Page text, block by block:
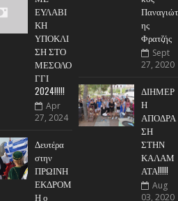
ΕΥΛΑΒΙ
ΚΗ
ΥΠΟΚΛΙ
ΣΗ ΣΤΟ
ΜΕΣΟΛΟ
ΓΓΙ
2024!!!!!
Apr
27, 2024
Δευτέρα
στην
ΠΡΩΙΝΗ
ΕΚΔΡΟΜ
Η ο
Παναγιώτ
ης
Φρατζής
Sept
27, 2020
ΔΙΗΜΕΡ
Η
ΑΠΟΔΡΑ
ΣΗ
ΣΤΗΝ
ΚΑΛΑΜ
ΑΤΑ!!!!!
Aug
03, 2020